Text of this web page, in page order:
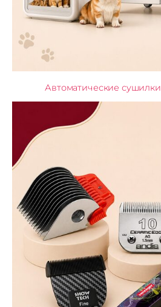
Автоматические